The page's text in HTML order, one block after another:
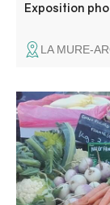
Exposition
LA MURE-
Vous
avec des